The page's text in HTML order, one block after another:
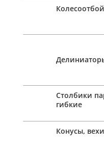
Столбики
гибкие
Конусы,